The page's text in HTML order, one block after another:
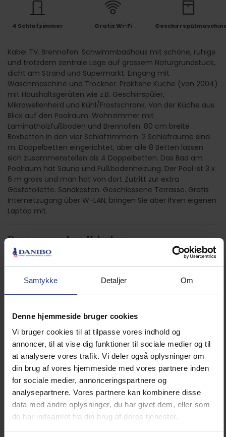
Samtykke Detaljer Om
Denne hjemmeside bruger cookies
Vi bruger cookies til at tilpasse vores indhold og
annoncer, til at vise dig funktioner til sociale medier og til
at analysere vores trafik. Vi deler også oplysninger om
din brug af vores hjemmeside med vores partnere inden
for sociale medier, annonceringspartnere og
analysepartnere. Vores partnere kan kombinere disse
data med andre oplysninger, du har givet dem, eller som
de har indsamlet fra din brug af deres tjenester.
4 Schlafzimmer Gratis Wi-Fi
Kabel TV. Brennofen. Schwimmbadhaus mit schöne, ruhige
und trotzdem zentrale Lage auf grossem Naturgrundstück,
dicht am Strand und Supermarkt. Eingang mit
Waschmaschine und Trockner. Praktishe Küche (von 2004)
mit Haushaltsgeräten wie z.B. Geschirrspüler,
Mikrowellenherd und Kühl/Frostschrank. Von der Küche aus
Blick auf den Poolraum. Wohnzimmer mit
Laminatholzfußboden und Brennofen. 80 cm breite
Boxbetten in den vier Schlafzimmern. 2 Schlafräume sind
m. Doppelbetten eingerichtet, aber alle 8 Betten lassen
sich zusammenstellen als 4 Doppelbetten. Das Bad am
Poolraum hat Sauna und Fußbodenheizung. Der Pool ist 3 x
6 m gross und man hat von dort Zutritt zur extra
Gästetoilette. Sandkasten. Geschlossene Terrasse. Gratis
Internetzugang über W-LAN, bringen Sie aber Ihren eigenen
Laptop mit.
Das sagen andere Urlauber
4,7 • 10 Bewertungen
4,5
4,7
Mietinformationen
Ferienhausanbieter
Danibo
Ankunft
Das Ferienhaus ist für Sie ab 15 Uhr bereit (bei
Spitzenzeiten ab 16 Uhr). Falls das Ferienhaus vor 15